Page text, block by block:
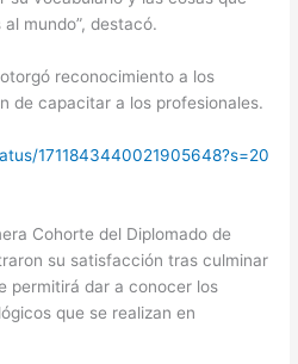
mundo”, destacó.
reconocimiento a los
de capacitar a los profesionales.
1711843440021905648?s=20
Cohorte del Diplomado de
su satisfacción tras culminar
permitirá dar a conocer los
que se realizan en